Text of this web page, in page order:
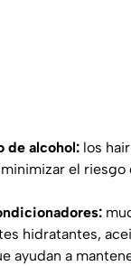
de alcohol: los
el riesgo
hidratantes,
ayudan a